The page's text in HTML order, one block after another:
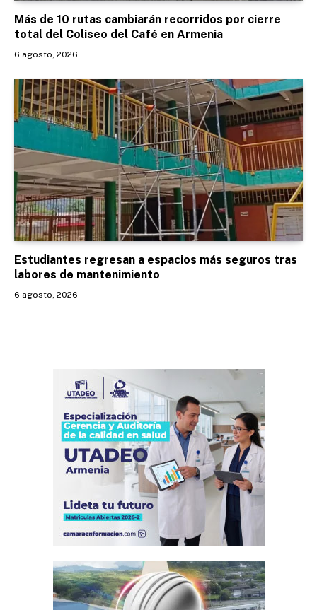
Más de 10 rutas cambiarán recorridos por cierre
total del Coliseo del Café en Armenia
6 agosto, 2026
Estudiantes regresan a espacios más seguros tras
labores de mantenimiento
6 agosto, 2026